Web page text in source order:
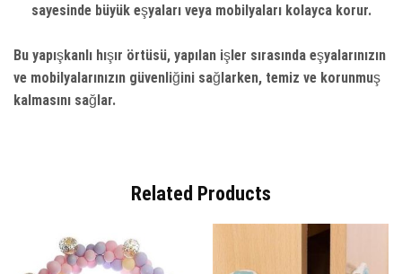
sayesinde büyük eşyaları veya mobilyaları kolayca korur.
Bu yapışkanlı hışır örtüsü, yapılan işler sırasında eşyalarınızın
ve mobilyalarınızın güvenliğini sağlarken, temiz ve korunmuş
kalmasını sağlar.
Related Products